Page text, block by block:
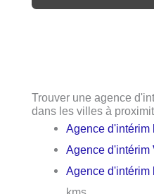
Trouver une agence
dans les villes à
Agence d'intérim
Agence d'intérim
Agence d'intérim